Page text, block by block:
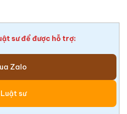
sư để được hỗ trợ:
Zalo
sư